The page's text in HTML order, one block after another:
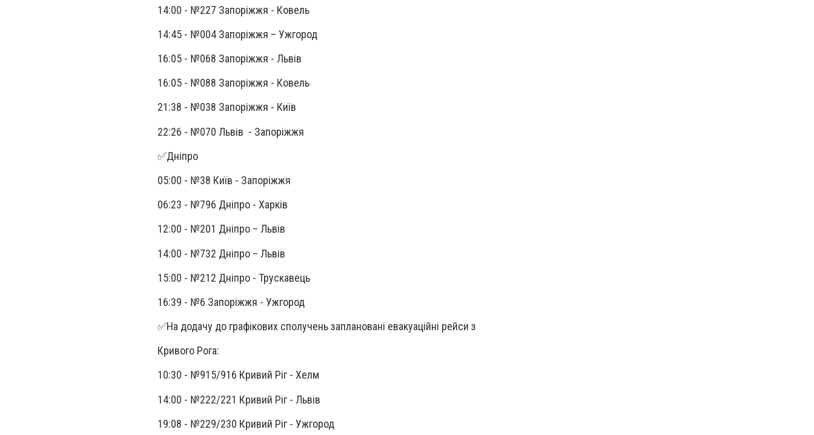
14:00 - №227 Запоріжжя - Ковель
14:45 - №004 Запоріжжя – Ужгород
16:05 - №068 Запоріжжя - Львів
16:05 - №088 Запоріжжя - Ковель
21:38 - №038 Запоріжжя - Київ
22:26 - №070 Львів - Запоріжжя
✅Дніпро
05:00 - №38 Київ - Запоріжжя
06:23 - №796 Дніпро - Харків
12:00 - №201 Дніпро – Львів
14:00 - №732 Дніпро – Львів
15:00 - №212 Дніпро - Трускавець
16:39 - №6 Запоріжжя - Ужгород
✅На додачу до графікових сполучень заплановані евакуаційні рейси з
Кривого Рога:
10:30 - №915/916 Кривий Ріг - Хелм
14:00 - №222/221 Кривий Ріг - Львів
19:08 - №229/230 Кривий Ріг - Ужгород